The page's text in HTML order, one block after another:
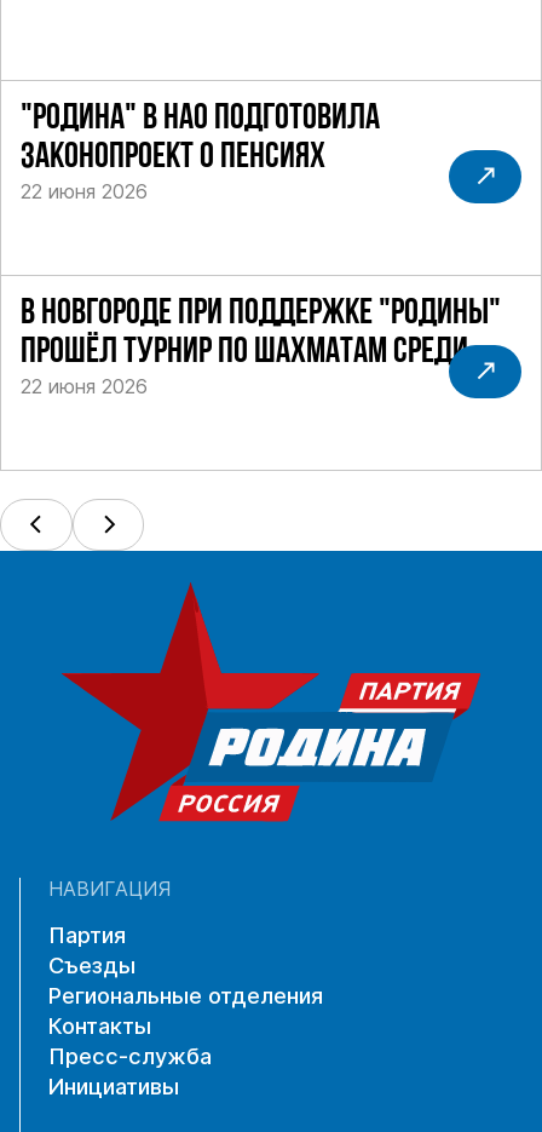
"РОДИНА" В НАО ПОДГОТОВИЛА
ЗАКОНОПРОЕКТ О ПЕНСИЯХ
22 июня 2026
В НОВГОРОДЕ ПРИ ПОДДЕРЖКЕ "РОДИНЫ"
ПРОШЁЛ ТУРНИР ПО ШАХМАТАМ СРЕДИ
СИЛОВИКОВ
22 июня 2026
НАВИГАЦИЯ
Партия
Съезды
Региональные отделения
Контакты
Пресс-служба
Инициативы